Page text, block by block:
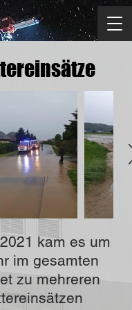
kam es um
im gesamten
zu mehreren